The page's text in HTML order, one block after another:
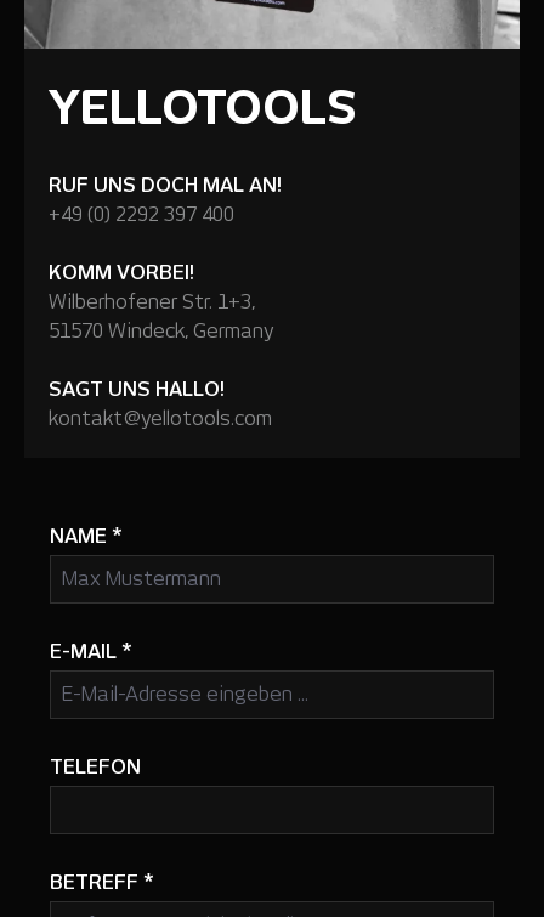
YELLOTOOLS
RUF UNS DOCH MAL AN!
+49 (0) 2292 397 400
KOMM VORBEI!
Wilberhofener Str. 1+3,
51570 Windeck, Germany
SAGT UNS HALLO!
kontakt@yellotools.com
NAME *
E-MAIL *
TELEFON
BETREFF *